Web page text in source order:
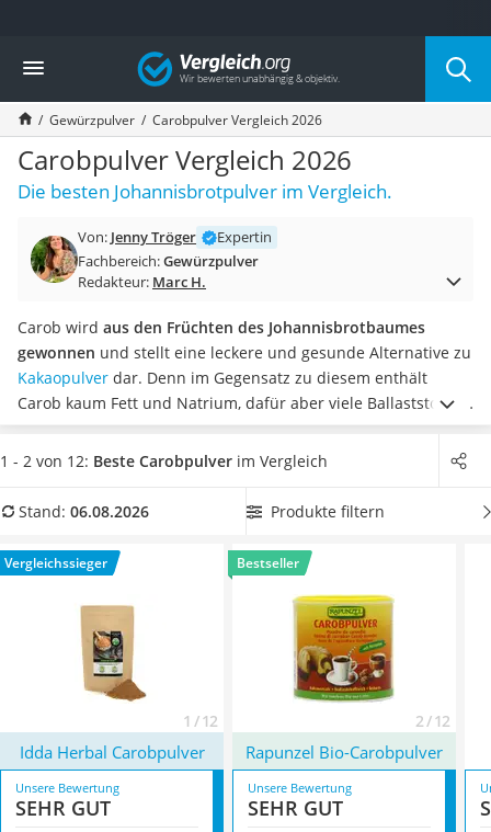
Die beliebtesten Vergleiche nach Kategorie
Lebensmittel
Schwarzkümmelöl
Knäckebrot
Schwarzkümmelöl-Kapseln
Manukahonig
Eiklar
Balsamico-Essig
Schwarzkümmelöl bio
Honig
Gemüsebrühe
Eiskaffee-Pulver
Irischer Whiskey
Grapefruitkernextrakt
Matcha-Set
MCT-Öl
Erythrit
Müsli ohne Zuckerzusatz
Vergleich
Gewürzpulver Carobpulver Vergleich 2026
Carobpulver Vergleich 2026
Die besten Johannisbrotpulver im Vergleich.
Von: Jenny Tröger
Expertin
Fachbereich:Gewürzpulver
Redakteur: Marc H.
Carob wird aus den Früchten des Johannisbrotbaumes
gewonnen und stellt eine leckere und gesunde Alternative zu
Kakaopulver dar. Denn im Gegensatz zu diesem enthält
Carob kaum Fett und Natrium, dafür aber viele Ballaststoffe,
wodurch es laut gängiger Online-Testsauch für Menschen
mit Verdauungsproblemen interessantist.
Libido ankurbeln. Wählen Sie jetzt aus unserer
genießen Sie Schokokuchen und Co. ab sofort ohne
schlechtes Gewissen. Überzeugt hat uns hier im August 2026
besonders das Modell
Idda Herbal Carobpulver* mit seinen
Eigenschaften.
1 - 2 von 12: Beste Carobpulver im Vergleich
Stand: 06.08.2026 Produkte filtern
Vergleichssieger
1 / 12
Bestseller
2 / 12
Idda Herbal Carobpulver Rapunzel Bio-Carobpulver
Unsere Bewertung
SEHR GUT
Unsere Bewertung
SEHR GUT